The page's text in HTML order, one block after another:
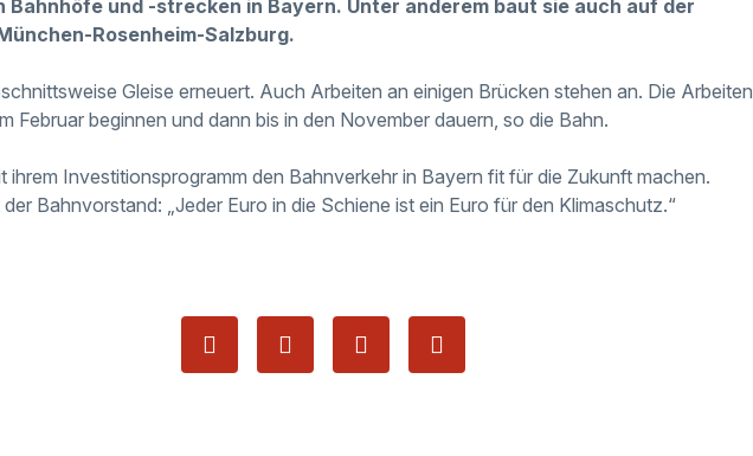
Bahnhöfe und -strecken in Bayern. Unter anderem baut sie auch auf der
Rosenheim-Salzburg.
Gleise erneuert. Auch Arbeiten an einigen Brücken stehen an. Die Arbeiten
Februar beginnen und dann bis in den November dauern, so die Bahn.
ihrem Investitionsprogramm den Bahnverkehr in Bayern fit für die Zukunft machen.
Bahnvorstand: „Jeder Euro in die Schiene ist ein Euro für den Klimaschutz.“